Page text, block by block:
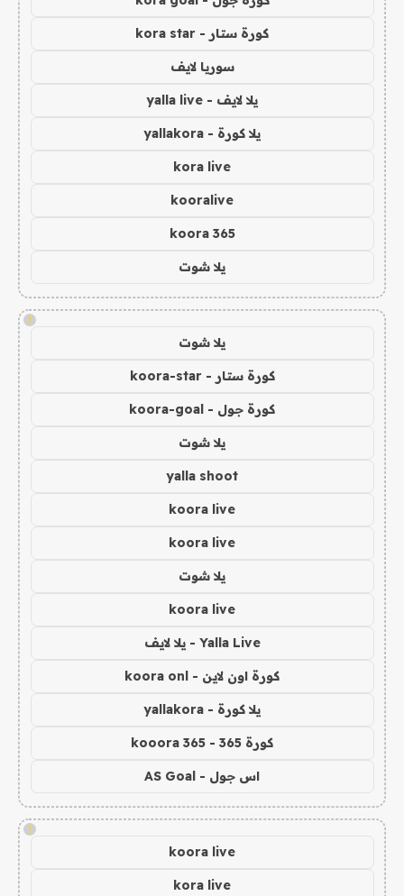
كورة ستار - kora star
سوريا لايف
يلا لايف - yalla live
يلا كورة - yallakora
kora live
kooralive
koora 365
يلا شوت
!
يلا شوت
كورة ستار - koora-star
كورة جول - koora-goal
يلا شوت
yalla shoot
koora live
koora live
يلا شوت
koora live
Yalla Live - يلا لايف
كورة اون لاين - koora onl
يلا كورة - yallakora
كورة 365 - kooora 365
اس جول - AS Goal
!
koora live
kora live